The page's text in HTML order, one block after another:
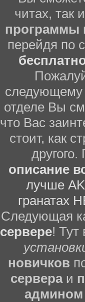
читах, так
программы
перейдя по
отделе Вы
что Вас
стоит, как
описание
лучше
гранатах
Следующая
сервере! Тут
новичков
сервераи
админом